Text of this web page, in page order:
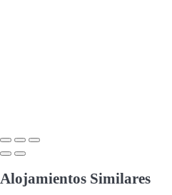
Alojamientos Similares